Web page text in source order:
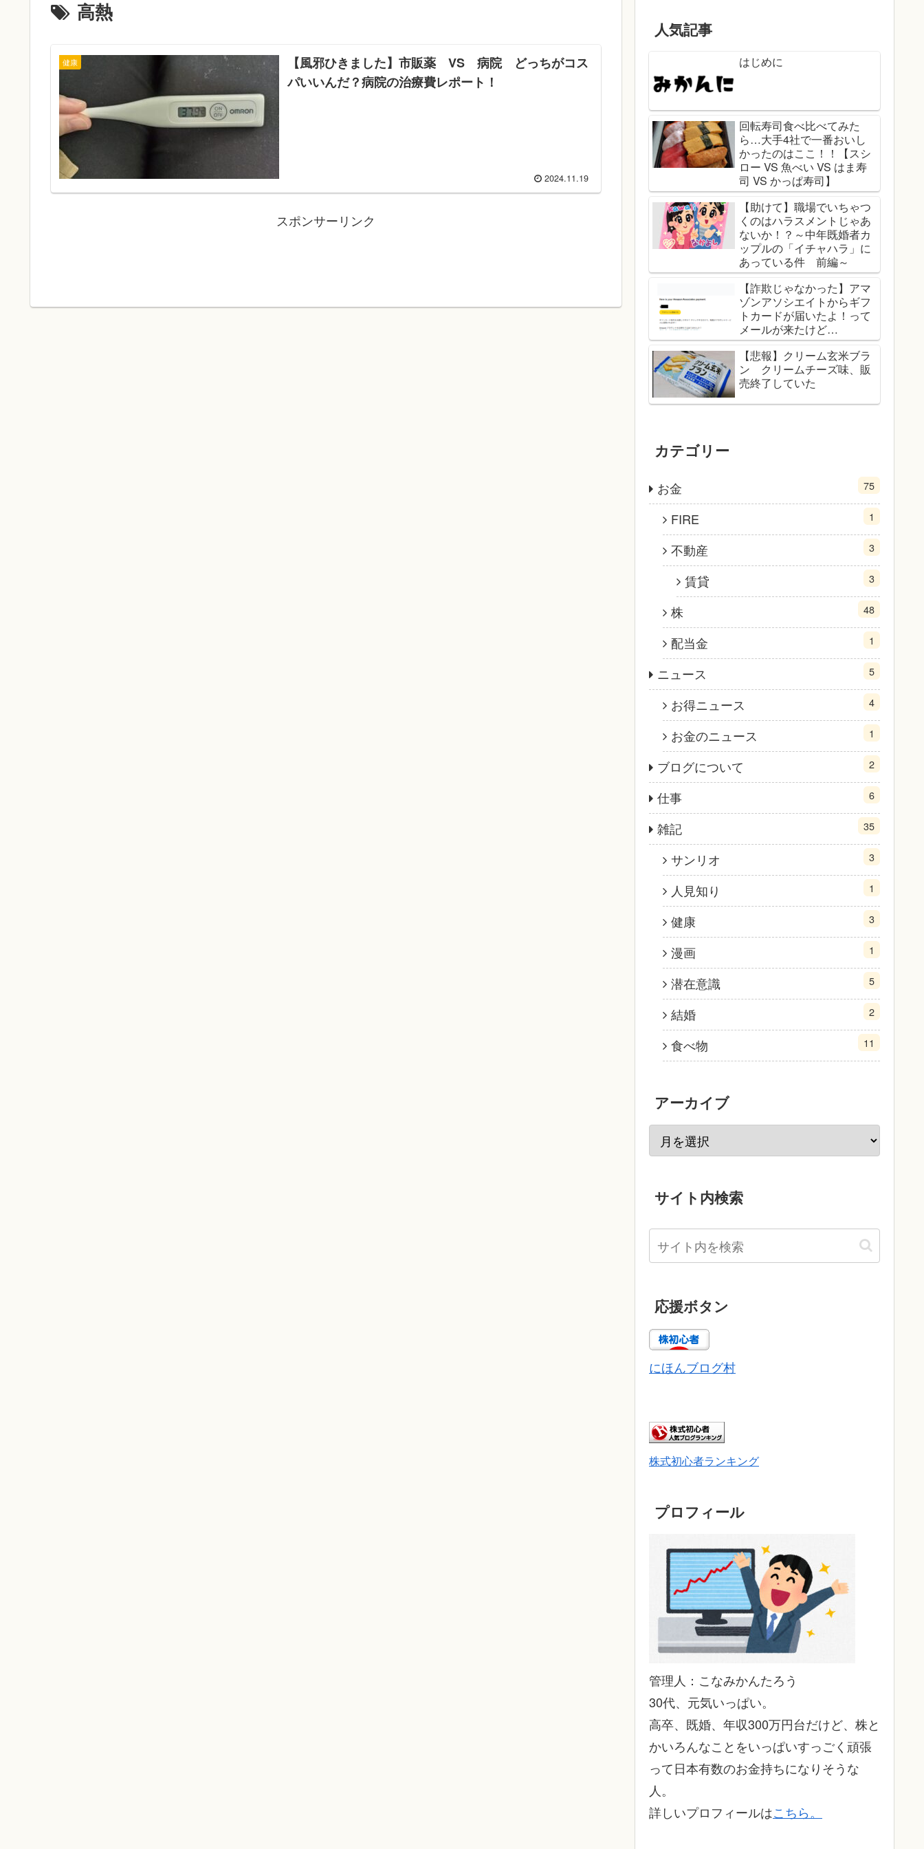
高熱
健康
【風邪ひきました】市販薬 VS 病院 どっちがコス
パいいんだ？病院の治療費レポート！
2024.11.19
スポンサーリンク
人気記事
はじめに
回転寿司食べ比べてみた
ら…大手4社で一番おいし
かったのはここ！！【スシ
ロー VS 魚べい VS はま寿
司 VS かっぱ寿司】
【助けて】職場でいちゃつ
くのはハラスメントじゃあ
ないか！？～中年既婚者カ
ップルの「イチャハラ」に
あっている件 前編～
【詐欺じゃなかった】アマ
ゾンアソシエイトからギフ
トカードが届いたよ！って
メールが来たけど…
【悲報】クリーム玄米ブラ
ン クリームチーズ味、販
売終了していた
カテゴリー
お金 75
FIRE 1
不動産 3
賃貸 3
株 48
配当金 1
ニュース 5
お得ニュース 4
お金のニュース 1
ブログについて 2
仕事 6
雑記 35
サンリオ 3
人見知り 1
健康 3
漫画 1
潜在意識 5
結婚 2
食べ物 11
アーカイブ
サイト内検索
応援ボタン
にほんブログ村
株式初心者ランキング
プロフィール
管理人：こなみかんたろう
30代、元気いっぱい。
高卒、既婚、年収300万円台だけど、株と
かいろんなことをいっぱいすっごく頑張
って日本有数のお金持ちになりそうな
人。
詳しいプロフィールはこちら。